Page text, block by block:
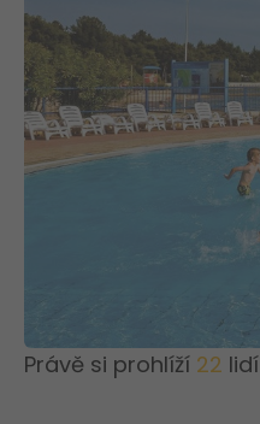
Právě si prohlíží 22 lidí